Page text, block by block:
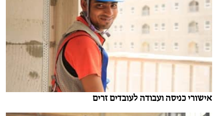
אישורי כניסה ועבודה לעובדים זרים